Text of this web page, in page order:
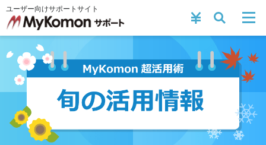
ユーザー向けサポートサイト